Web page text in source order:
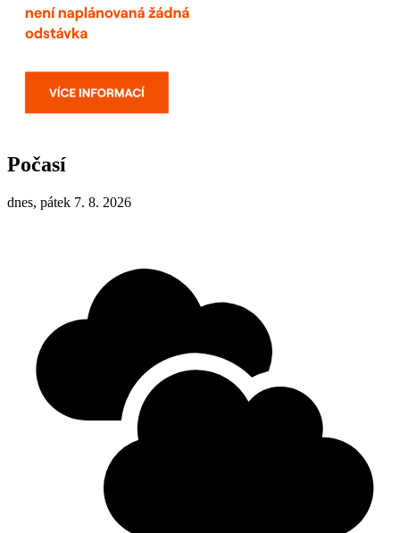
Počasí
dnes, pátek 7. 8. 2026